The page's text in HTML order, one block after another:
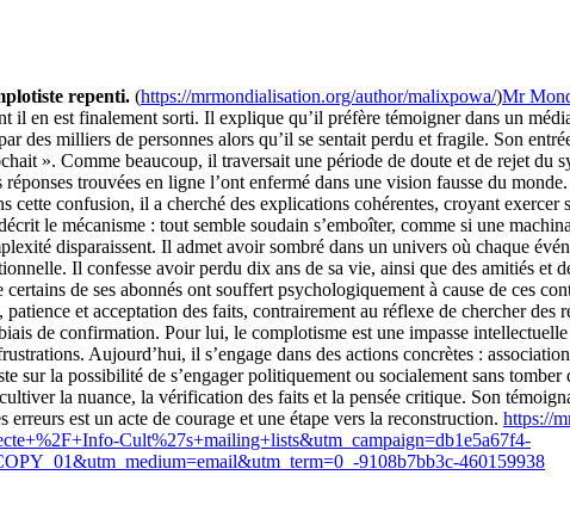
repenti. (https://mrmondialisation.org/author/malixpowa/)Mr
il en est finalement sorti. Il explique qu’il préfère témoigner dans un
des milliers de personnes alors qu’il se sentait perdu et fragile. Son
». Comme beaucoup, il traversait une période de doute et de rejet
trouvées en ligne l’ont enfermé dans une vision fausse du
cette confusion, il a cherché des explications cohérentes, croyant
le mécanisme : tout semble soudain s’emboîter, comme si une
disparaissent. Il admet avoir sombré dans un univers où chaque
Il confesse avoir perdu dix ans de sa vie, ainsi que des amitiés
de ses abonnés ont souffert psychologiquement à cause de ces
et acceptation des faits, contrairement au réflexe de chercher
de confirmation. Pour lui, le complotisme est une impasse
Aujourd’hui, il s’engage dans des actions concrètes :
sur la possibilité de s’engager politiquement ou socialement sans
la nuance, la vérification des faits et la pensée critique. Son
est un acte de courage et une étape vers la reconstruction. https://
Cult%27s+mailing+lists&utm_campaign=db1e5a67f4-
9108b7bb3c-460159938